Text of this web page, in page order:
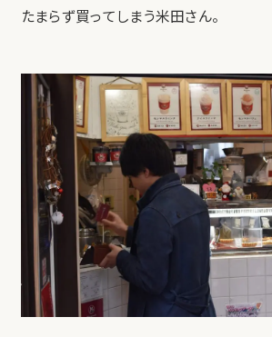
たまらず買ってしまう米田さん。